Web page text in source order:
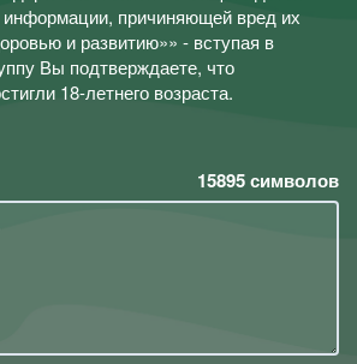
информации, причиняющей вред их
и развитию»» - вступая в
Вы подтверждаете, что
18-летнего возраста.
15895символов